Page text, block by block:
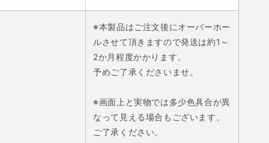
※本製品はご注文後にオーバーホー
ルさせて頂きますので発送は約1～
2か月程度かかります。
予めご了承くださいませ。
※画面上と実物では多少色具合が異
なって見える場合もございます。
ご了承ください。